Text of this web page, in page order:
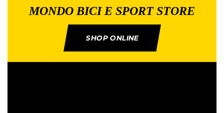
MONDO BICI E SPORT STORE
SHOP ONLINE